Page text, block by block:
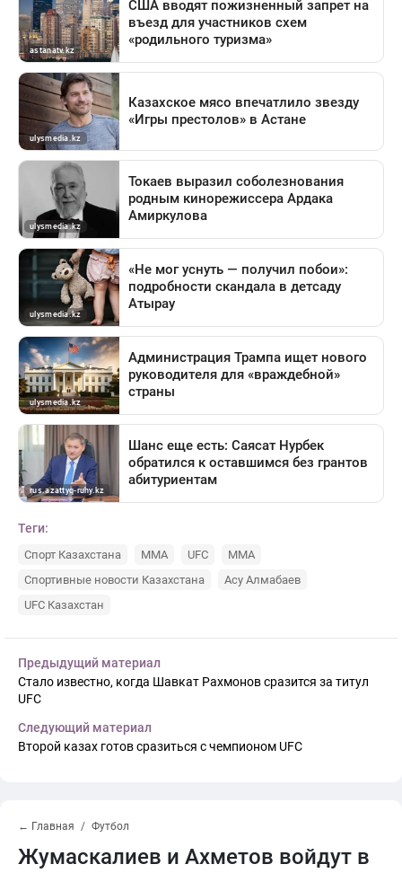
Теги:
Спорт Казахстана MMA UFC
ММА
Спортивные новости Казахстана
Асу Алмабаев
UFC Казахстан
Предыдущий материал
Стало известно, когда Шавкат Рахмонов сразится за титул
UFC
Следующий материал
Второй казах готов сразиться с чемпионом UFC
← Главная Футбол
Жумаскалиев и Ахметов войдут в